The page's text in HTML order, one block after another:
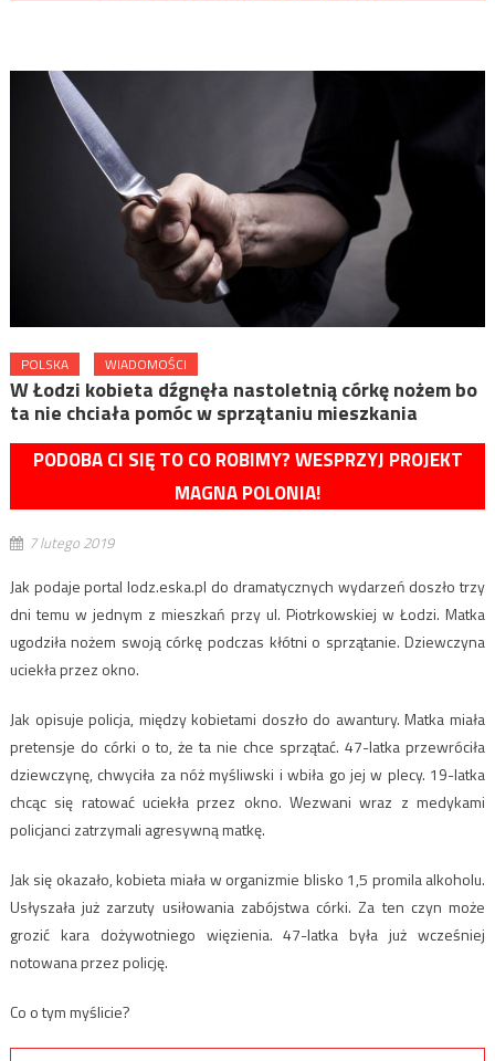
POLSKA WIADOMOŚCI
W Łodzi kobieta dźgnęła nastoletnią córkę nożem bo
ta nie chciała pomóc w sprzątaniu mieszkania
PODOBA CI SIĘ TO CO ROBIMY? WESPRZYJ PROJEKT
MAGNA POLONIA!
7 lutego 2019
Jak podaje portal lodz.eska.pl do dramatycznych wydarzeń doszło trzy
dni temu w jednym z mieszkań przy ul. Piotrkowskiej w Łodzi. Matka
ugodziła nożem swoją córkę podczas kłótni o sprzątanie. Dziewczyna
uciekła przez okno.
Jak opisuje policja, między kobietami doszło do awantury. Matka miała
pretensje do córki o to, że ta nie chce sprzątać. 47-latka przewróciła
dziewczynę, chwyciła za nóż myśliwski i wbiła go jej w plecy. 19-latka
chcąc się ratować uciekła przez okno. Wezwani wraz z medykami
policjanci zatrzymali agresywną matkę.
Jak się okazało, kobieta miała w organizmie blisko 1,5 promila alkoholu.
Usłyszała już zarzuty usiłowania zabójstwa córki. Za ten czyn może
grozić kara dożywotniego więzienia. 47-latka była już wcześniej
notowana przez policję.
Co o tym myślicie?